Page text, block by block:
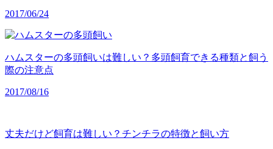
2017/06/24
ハムスターの多頭飼いは難しい？多頭飼育できる種類と飼う
際の注意点
2017/08/16
丈夫だけど飼育は難しい？チンチラの特徴と飼い方